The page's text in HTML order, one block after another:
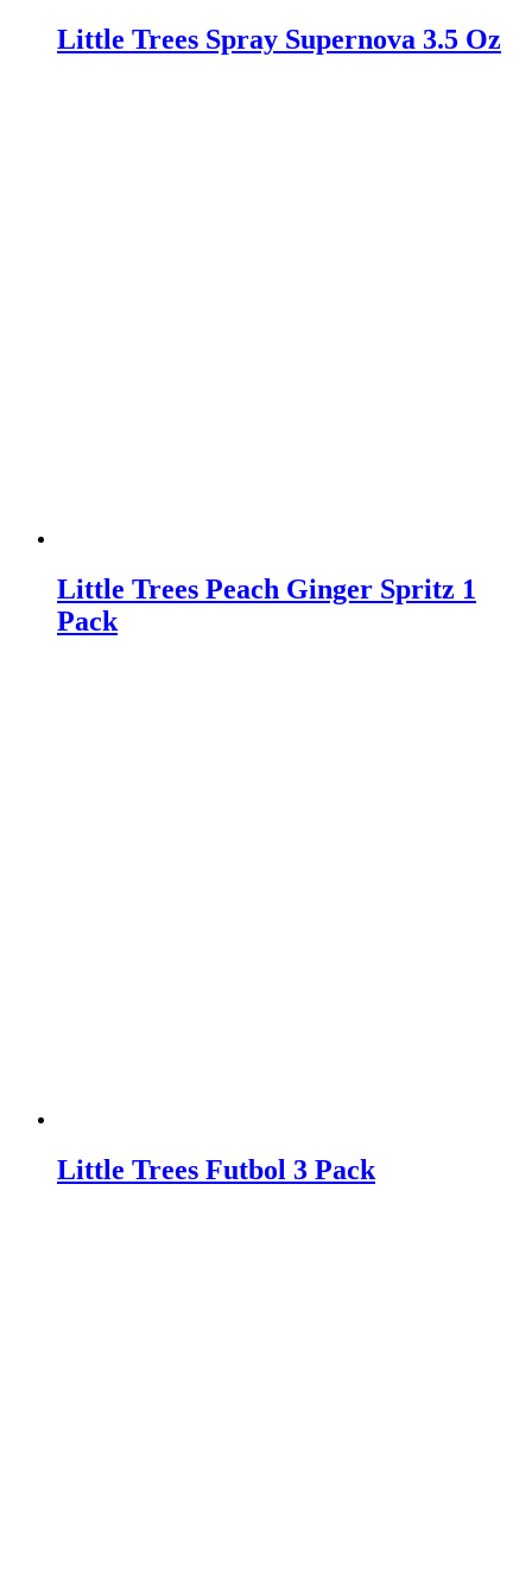
Little Trees Spray Supernova 3.5 Oz
Little Trees Peach Ginger Spritz 1
Pack
Little Trees Futbol 3 Pack